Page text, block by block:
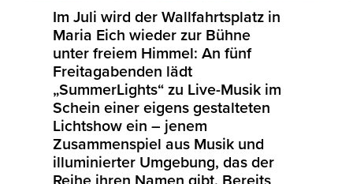
Im Juli wird der Wallfahrtsplatz in
Maria Eich wieder zur Bühne
unter freiem Himmel: An fünf
Freitagabenden lädt
„SummerLights“ zu Live-Musik im
Schein einer eigens gestalteten
Lichtshow ein – jenem
Zusammenspiel aus Musik und
illuminierter Umgebung, das der